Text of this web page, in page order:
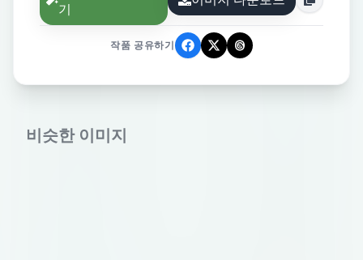
기
작품 공유하기
비슷한 이미지